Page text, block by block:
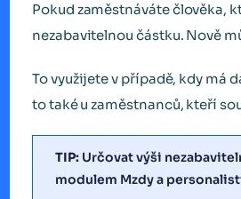
Pokud zaměstnáváte člověka,
nezabavitelnou částku. Nově
To využijete v případě, kdy má
to také u zaměstnanců, kteří
TIP: Určovat výši
modulem Mzdy a